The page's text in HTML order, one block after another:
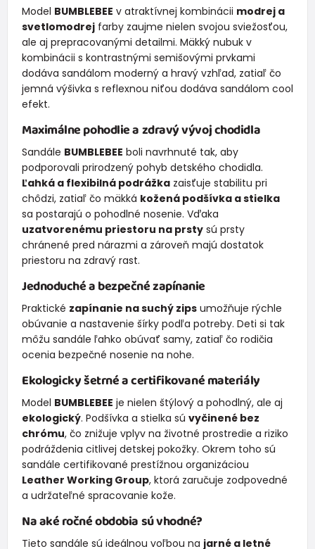
Model BUMBLEBEE v atraktívnej kombinácii modrej a
svetlomodrejfarby zaujme nielen svojou sviežosťou,
ale aj prepracovanými detailmi. Mäkký nubuk v
kombinácii s kontrastnými semišovými prvkami
dodáva sandálom moderný a hravý vzhľad, zatiaľ čo
jemná výšivka s reflexnou niťou dodáva sandálom cool
efekt.
Maximálne pohodlie a zdravý vývoj chodidla
Sandále BUMBLEBEE boli navrhnuté tak, aby
podporovali prirodzený pohyb detského chodidla.
Ľahká a flexibilná podrážkazaisťuje stabilitu pri
chôdzi, zatiaľ čo mäkká kožená podšívka a stielka
sa postarajú o pohodlné nosenie. Vďaka
uzatvorenému priestoru na prstysú prsty
chránené pred nárazmi a zároveň majú dostatok
priestoru na zdravý rast.
Jednoduché a bezpečné zapínanie
Praktické zapínanie na suchý zipsumožňuje rýchle
obúvanie a nastavenie šírky podľa potreby. Deti si tak
môžu sandále ľahko obúvať samy, zatiaľ čo rodičia
ocenia bezpečné nosenie na nohe.
Ekologicky šetrné a certifikované materiály
Model BUMBLEBEE je nielen štýlový a pohodlný, ale aj
ekologický. Podšívka a stielka sú vyčinené bez
chrómu, čo znižuje vplyv na životné prostredie a riziko
podráždenia citlivej detskej pokožky. Okrem toho sú
sandále certifikované prestížnou organizáciou
Leather Working Group, ktorá zaručuje zodpovedné
a udržateľné spracovanie kože.
Na aké ročné obdobia sú vhodné?
Tieto sandále sú ideálnou voľbou na jarné a letné